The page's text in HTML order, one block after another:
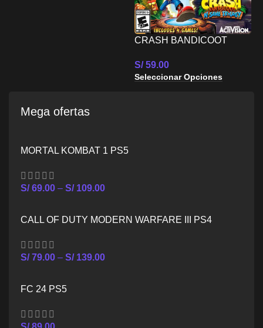
CRASH BANDICOOT
TRILOGY MAS CTR
NITRO FUELED PS5
S/59.00
Seleccionar Opciones
Mega ofertas
MORTAL KOMBAT 1 PS5
S/69.00 – S/109.00
CALL OF DUTY MODERN WARFARE III PS4
S/79.00 – S/139.00
FC 24 PS5